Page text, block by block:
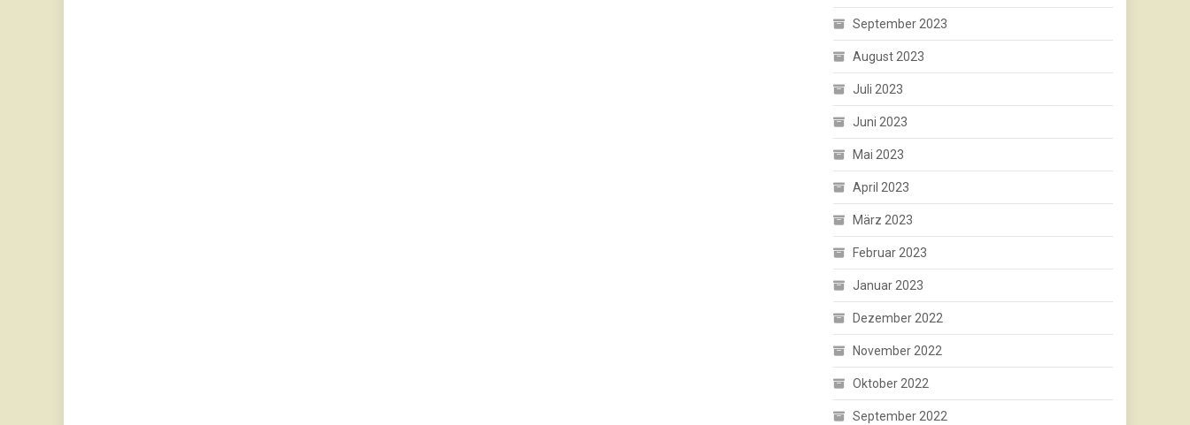
September 2023
August 2023
Juli 2023
Juni 2023
Mai 2023
April 2023
März 2023
Februar 2023
Januar 2023
Dezember 2022
November 2022
Oktober 2022
September 2022